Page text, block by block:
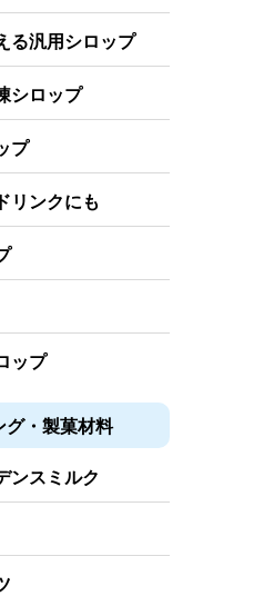
フルーツ ドリンクカップ・ストロー
ードル
横幕
る汎用シロップ
シロップ
プ
リンクにも
ップ
グ・製菓材料
ンスミルク